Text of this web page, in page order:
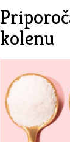
kolenu